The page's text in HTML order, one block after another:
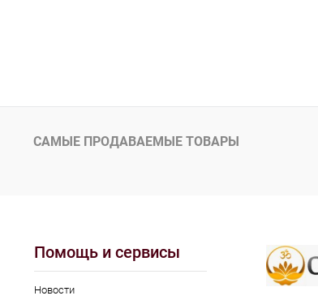
САМЫЕ ПРОДАВАЕМЫЕ ТОВАРЫ
Помощь и сервисы
Новости